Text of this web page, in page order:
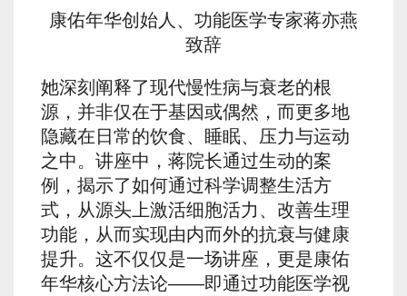
康佑年华创始人、功能医学专家蒋亦燕
致辞
她深刻阐释了现代慢性病与衰老的根
源，并非仅在于基因或偶然，而更多地
隐藏在日常的饮食、睡眠、压力与运动
之中。讲座中，蒋院长通过生动的案
例，揭示了如何通过科学调整生活方
式，从源头上激活细胞活力、改善生理
功能，从而实现由内而外的抗衰与健康
提升。这不仅仅是一场讲座，更是康佑
年华核心方法论——即通过功能医学视